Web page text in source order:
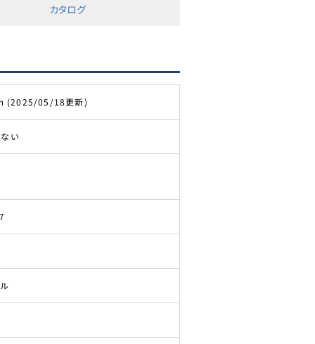
カタログ
(2025/05/18更新)
い